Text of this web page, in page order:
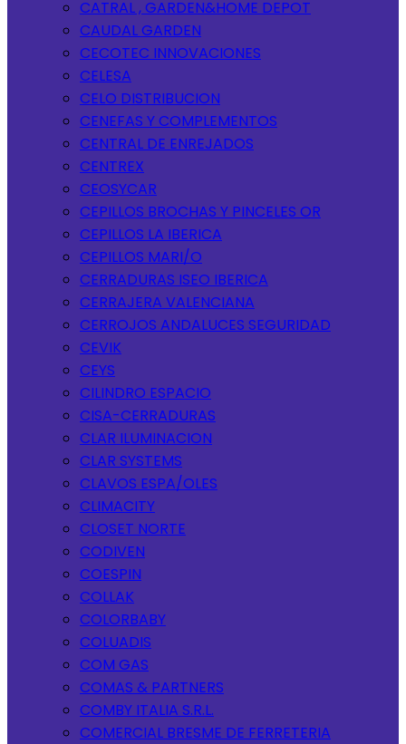
CATRAL , GARDEN&HOME DEPOT
CAUDAL GARDEN
CECOTEC INNOVACIONES
CELESA
CELO DISTRIBUCION
CENEFAS Y COMPLEMENTOS
CENTRAL DE ENREJADOS
CENTREX
CEOSYCAR
CEPILLOS BROCHAS Y PINCELES OR
CEPILLOS LA IBERICA
CEPILLOS MARI/O
CERRADURAS ISEO IBERICA
CERRAJERA VALENCIANA
CERROJOS ANDALUCES SEGURIDAD
CEVIK
CEYS
CILINDRO ESPACIO
CISA-CERRADURAS
CLAR ILUMINACION
CLAR SYSTEMS
CLAVOS ESPA/OLES
CLIMACITY
CLOSET NORTE
CODIVEN
COESPIN
COLLAK
COLORBABY
COLUADIS
COM GAS
COMAS & PARTNERS
COMBY ITALIA S.R.L.
COMERCIAL BRESME DE FERRETERIA